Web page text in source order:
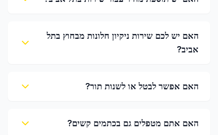
האם יש לכם שירות ניקיון חלונות מבחוץ בתל
אביב?
האם אפשר לבטל או לשנות תור?
האם אתם מטפלים גם בכתמים קשים?